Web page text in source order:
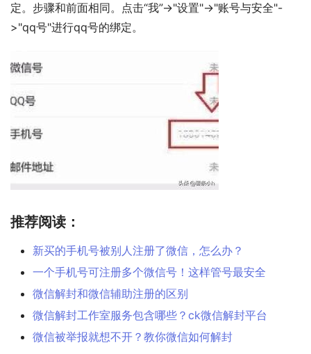
定。步骤和前面相同。点击“我”->"设置"->"账号与安全"-
>"qq号"进行qq号的绑定。
推荐阅读：
新买的手机号被别人注册了微信，怎么办？
一个手机号可注册多个微信号！这样管号最安全
微信解封和微信辅助注册的区别
微信解封工作室服务包含哪些？ck微信解封平台
微信被举报就想不开？教你微信如何解封